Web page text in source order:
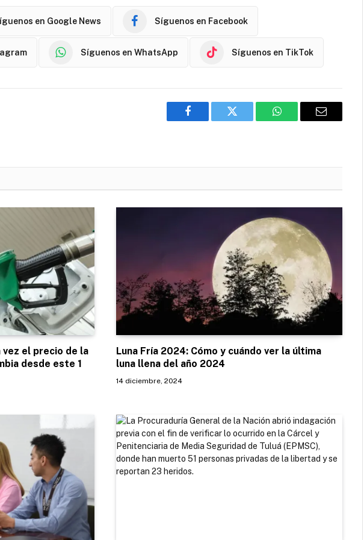
en Google News Síguenos en Facebook
Síguenos en WhatsApp Síguenos en TikTok
Facebook Twitter WhatsAppEmail
el precio de la
desde este 1
Luna Fría 2024: Cómo y cuándo ver la última
luna llena del año 2024
14 diciembre, 2024